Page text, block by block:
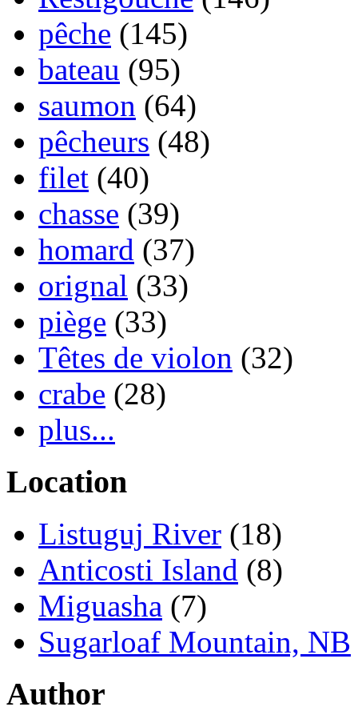
pêche (145)
bateau (95)
saumon (64)
pêcheurs (48)
filet (40)
chasse (39)
homard (37)
orignal (33)
piège (33)
Têtes de violon (32)
crabe (28)
plus...
Location
Listuguj River (18)
Anticosti Island (8)
Miguasha (7)
Sugarloaf Mountain, NB
Author